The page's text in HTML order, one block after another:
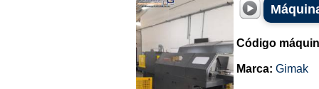
Código
Marca: Gimak